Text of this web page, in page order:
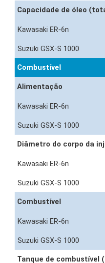
Capacidade de óleo
Combustível
Alimentação
Diâmetro do corpo da
Combustível
Tanque de combustível